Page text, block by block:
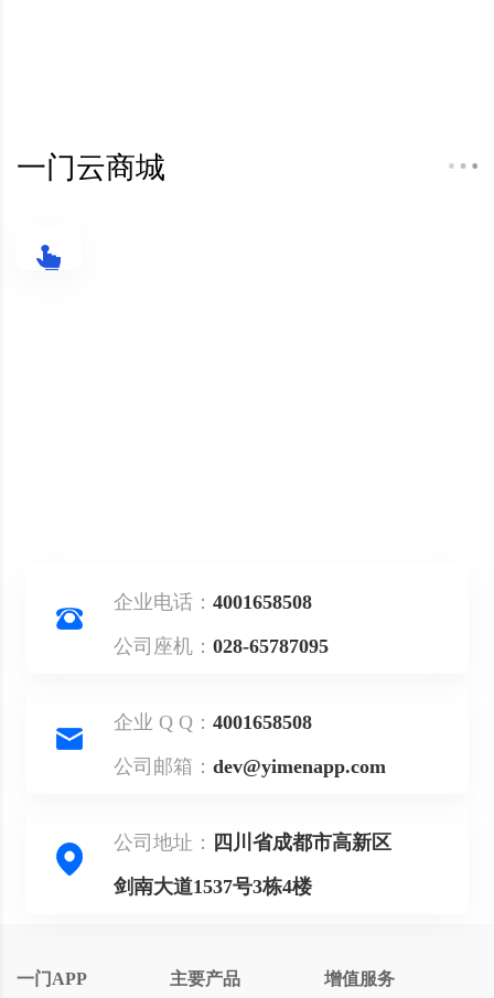
一门云商城
企业电话：4001658508
公司座机：028-65787095
企业 Q Q：4001658508
公司邮箱：dev@yimenapp.com
公司地址： 四川省成都市高新区
剑南大道1537号3栋4楼
一门APP 主要产品 增值服务